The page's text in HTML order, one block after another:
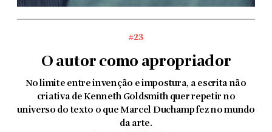
#23
O autor como apropriador
No limite entre invenção e impostura, a escrita não
criativa de Kenneth Goldsmith quer repetir no
universo do texto o que Marcel Duchamp fez no mundo
da arte.